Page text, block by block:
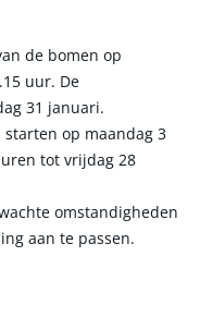
de bomen op
uur. De
31 januari.
op maandag 3
tot vrijdag 28
omstandigheden
aan te passen.